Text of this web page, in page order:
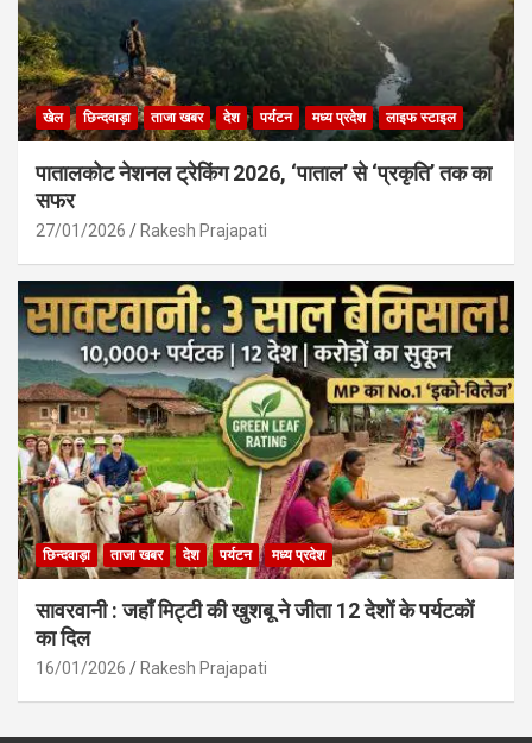
खेल छिन्दवाड़ा ताजा खबर देश पर्यटन मध्य प्रदेश लाइफ स्टाइल
पातालकोट नेशनल ट्रेकिंग 2026, ‘पाताल’ से ‘प्रकृति’ तक का
सफर
27/01/2026 Rakesh Prajapati
छिन्दवाड़ा ताजा खबर देश पर्यटन मध्य प्रदेश
सावरवानी : जहाँ मिट्टी की खुशबू ने जीता 12 देशों के पर्यटकों
का दिल
16/01/2026 Rakesh Prajapati